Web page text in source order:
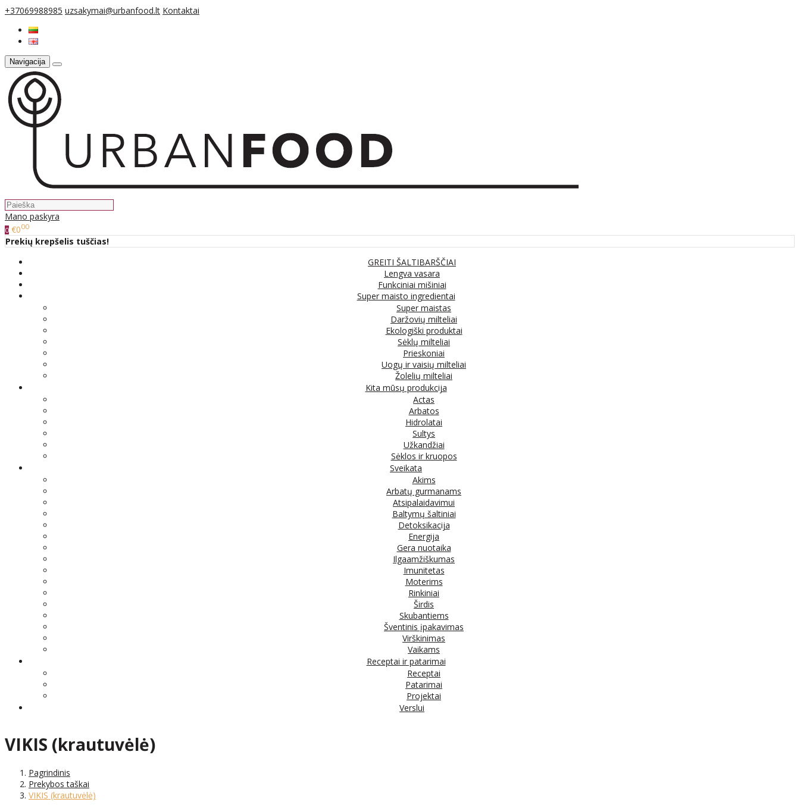
+37069988985 uzsakymai@urbanfood.lt Kontaktai
Navigacija
Mano paskyra
0 €000
Prekių krepšelis tuščias!
GREITI ŠALTIBARŠČIAI
Lengva vasara
Funkciniai mišiniai
Super maisto ingredientai
Super maistas
Daržovių milteliai
Ekologiški produktai
Sėklų milteliai
Prieskoniai
Uogų ir vaisių milteliai
Žolelių milteliai
Kita mūsų produkcija
Actas
Arbatos
Hidrolatai
Sultys
Užkandžiai
Sėklos ir kruopos
Sveikata
Akims
Arbatų gurmanams
Atsipalaidavimui
Baltymų šaltiniai
Detoksikacija
Energija
Gera nuotaika
Ilgaamžiškumas
Imunitetas
Moterims
Rinkiniai
Širdis
Skubantiems
Šventinis įpakavimas
Virškinimas
Vaikams
Receptai ir patarimai
Receptai
Patarimai
Projektai
Verslui
VIKIS (krautuvėlė)
Pagrindinis
Prekybos taškai
VIKIS (krautuvėlė)